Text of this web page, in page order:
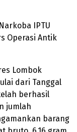
IPTU
Operasi Antik
Lombok
dari Tanggal
berhasil
jumlah
barang